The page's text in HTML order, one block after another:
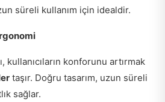
süreli kullanım için idealdir.
kullanıcıların konforunu artırmak
taşır. Doğru tasarım, uzun süreli
sağlar.